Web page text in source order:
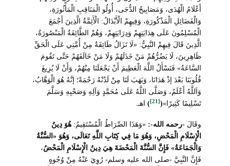
أَعْلَامُ الْهُدَى، وَمَصَابِيحُ الدُّجَى، أُولُو الْمَنَاقِبِ الْمَأْثُورَةِ،
وَالْفَضَائِلِ الْمَذْكُورَةِ، وَفِيهِمْ الْأَبْدَالُ: الْأَئِمَّةُ الَّذِينَ أَجْمَعَ
الْمُسْلِمُونَ عَلَى هِدَايَتِهِمْ وَدِرَايَتِهِمْ، وَهُمْ الطَّائِفَةُ الْمَنْصُورَةُ،
الَّذِينَ قَالَ فِيهِمْ النَّبِيُّ: «لَا تَزَالُ طَائِفَةٌ مِنْ أُمَّتِي عَلَى الْحَقِّ
ظَاهِرِينَ، لَا يَضُرُّهُمْ مَنْ خَذَلَهُمْ وَلَا مَنْ خَالَفَهُمْ حَتَّى تَقُومَ
السَّاعَةُ» فَنَسْأَلُ اللَّهَ الْعَظِيمَ أَنْ يَجْعَلَنَا مِنْهُمْ، وَأَنْ لَا يُزِيغَ
قُلُوبَنَا بَعْدَ إذْ هَدَانَا، وَيَهَبَ لَنَا مِنْ لَدُنْهُ رَحْمَةً؛ إنَّهُ هُوَ الْوَهَّابُ،
وَاَللَّهُ أَعْلَمُ، وَصَلَّى اللَّهُ عَلَى مُحَمَّدٍ وَآلِهِ وَصَحْبِهِ وَسَلَّمَ
تَسْلِيمًا كَثِيرًا»(
[21]
) اهـ.
وقَالَ -رحمه الله-: «وَهَذَا الصِّرَاطُ الْمُسْتَقِيمُ:هُوَ دِينُ
الْإِسْلَامِ الْمَحْضِ، وَهُوَ مَا فِي كِتَابِ اللَّهِ تَعَالَى، وَهُوَ «السُّنَّةُ
وَالْجَمَاعَةُ» فَإِنَّ السُّنَّةَ الْمَحْضَةَ هِيَ دِينُ الْإِسْلَامِ الْمَحْضُ،
فَإِنَّ النَّبِيَّ -صلى الله عليه وسلم- رُوِيَ عَنْهُ مِنْ وُجُوهٍ